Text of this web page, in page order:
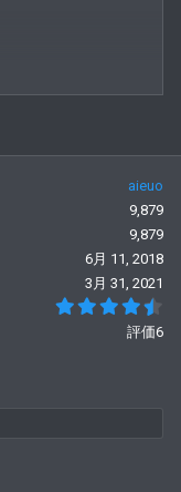
aieuo
9,879
9,879
6月 11, 2018
3月 31, 2021
評価6